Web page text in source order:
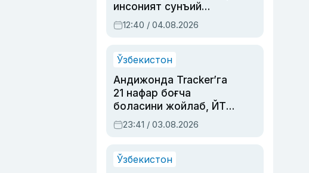
инсоният сунъий
интеллектни бошқара
олмай қолишидан
12:40 / 04.08.2026
Ўзбекистон
Андижонда Tracker’га
21 нафар боғча
боласини жойлаб, ЙТҲ
содир этган аёлга суд
ҳукми ўқилди
23:41 / 03.08.2026
Ўзбекистон